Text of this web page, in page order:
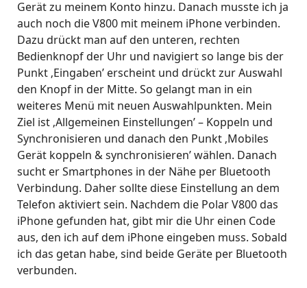
Gerät zu meinem Konto hinzu. Danach musste ich ja
auch noch die V800 mit meinem iPhone verbinden.
Dazu drückt man auf den unteren, rechten
Bedienknopf der Uhr und navigiert so lange bis der
Punkt ‚Eingaben’ erscheint und drückt zur Auswahl
den Knopf in der Mitte. So gelangt man in ein
weiteres Menü mit neuen Auswahlpunkten. Mein
Ziel ist ‚Allgemeinen Einstellungen’ – Koppeln und
Synchronisieren und danach den Punkt ‚Mobiles
Gerät koppeln & synchronisieren’ wählen. Danach
sucht er Smartphones in der Nähe per Bluetooth
Verbindung. Daher sollte diese Einstellung an dem
Telefon aktiviert sein. Nachdem die Polar V800 das
iPhone gefunden hat, gibt mir die Uhr einen Code
aus, den ich auf dem iPhone eingeben muss. Sobald
ich das getan habe, sind beide Geräte per Bluetooth
verbunden.